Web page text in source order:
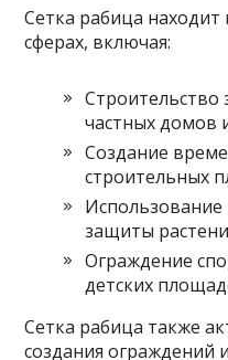
Сетка рабица
сферах, включая:
Строительство
частных домов
Создание
строительных
Использование
защиты
Ограждение
детских
Сетка рабица также
создания ограждений